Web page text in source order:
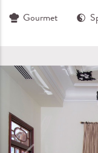
Gourmet